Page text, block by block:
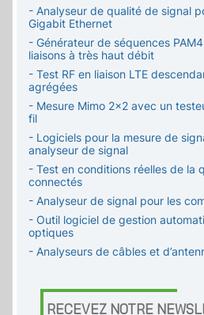
- Analyseur de qualité de signal
Gigabit Ethernet
- Générateur de séquences
liaisons à très haut débit
- Test RF en liaison LTE
agrégées
- Mesure Mimo 2x2 avec un
fil
- Logiciels pour la mesure de
analyseur de signal
- Test en conditions réelles de la
connectés
- Analyseur de signal pour les
- Outil logiciel de gestion
optiques
- Analyseurs de câbles et
RECEVEZ NOTRE